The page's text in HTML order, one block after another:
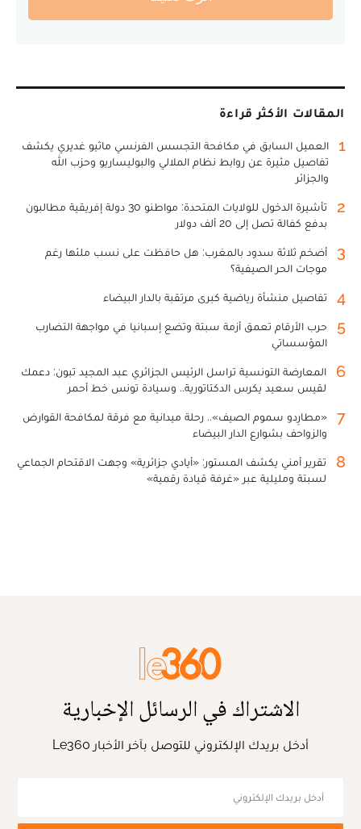
المقالات الأكثر قراءة
1
العميل السابق في مكافحة التجسس الفرنسي ماثيو غديري يكشف
تفاصيل مثيرة عن روابط نظام الملالي والبوليساريو وحزب الله
والجزائر
2
تأشيرة الدخول للولايات المتحدة: مواطنو 30 دولة إفريقية مطالبون
بدفع كفالة تصل إلى 20 ألف دولار
3
أضخم ثلاثة سدود بالمغرب: هل حافظت على نسب ملئها رغم
موجات الحر الصيفية؟
4 تفاصيل منشأة رياضية كبرى مرتقبة بالدار البيضاء
5
حرب الأرقام تعمق أزمة سبتة وتضع إسبانيا في مواجهة التضارب
المؤسساتي
6
المعارضة التونسية تراسل الرئيس الجزائري عبد المجيد تبون: دعمك
لقيس سعيد يكرس الدكتاتورية.. وسيادة تونس خط أحمر
7
«مطارِدو سموم الصيف».. رحلة ميدانية مع فرقة لمكافحة القوارض
والزواحف بشوارع الدار البيضاء
8
تقرير أمني يكشف المستور: «أيادي جزائرية» وجهت الاقتحام الجماعي
لسبتة ومليلية عبر «غرفة قيادة رقمية»
الاشتراك في الرسائل الإخبارية
أدخل بريدك الإلكتروني للتوصل بآخر الأخبار Le360